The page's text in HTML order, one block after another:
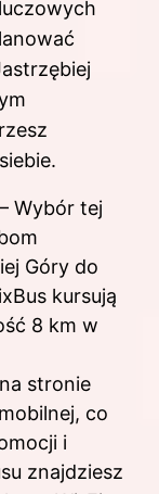
– Wybór tej
Góry do
kursują
8 km w
stronie
co
i
znajdziesz